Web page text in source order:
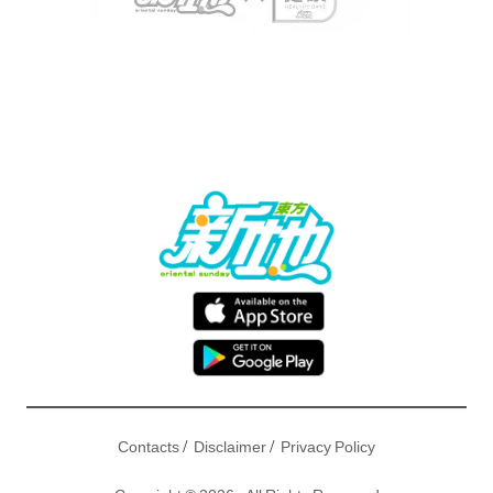
Contacts/ Disclaimer/ Privacy Policy